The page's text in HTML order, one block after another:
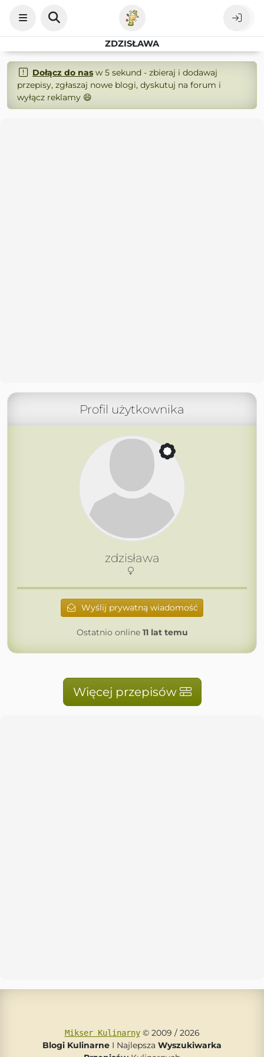
ZDZISŁAWA
Dołącz do nasw 5 sekund - zbieraj i dodawaj
przepisy, zgłaszaj nowe blogi, dyskutuj na forum i
wyłącz reklamy 😄
Profil użytkownika
zdzisława
Wyślij prywatną wiadomość
Ostatnio online 11 lat temu
Więcej przepisów
Mikser Kulinarny© 2009 / 2026
Blogi Kulinarne I Najlepsza Wyszukiwarka